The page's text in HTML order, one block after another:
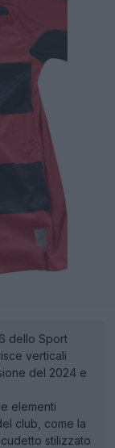
dello Sport
verticali
del 2024 e
elementi
club, come la
stilizzato